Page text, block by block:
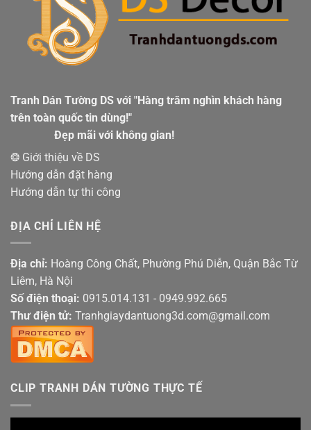
Tranh Dán Tường DS với "Hàng trăm nghìn khách hàng
trên toàn quốc tin dùng!"
Đẹp mãi với không gian!
❂ Giới thiệu về DS
Hướng dẫn đặt hàng
Hướng dẫn tự thi công
ĐỊA CHỈ LIÊN HỆ
Địa chỉ: Hoàng Công Chất, Phường Phú Diễn, Quận Bắc Từ
Liêm, Hà Nội
Số điện thoại: 0915.014.131 - 0949.992.665
Thư điện tử: Tranhgiaydantuong3d.com@gmail.com
CLIP TRANH DÁN TƯỜNG THỰC TẾ